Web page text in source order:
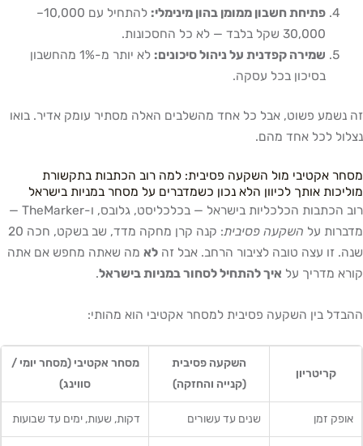
פתיחת חשבון ממומן בהון מינימלי:
להתחיל עם 10,000–
30,000 שקל בלבד — לא כל החסכונות.
שמירה קפדנית על ניהול סיכונים:
לא יותר מ-1% מהחשבון
בסיכון בכל עסקה.
זה נשמע פשוט, אבל כל אחד מהשלבים האלה מסתיר עומק אדיר. בואו
נצלול לכל אחד מהם.
מסחר אקטיבי מול השקעה פסיבית: למה רוב הכתבות בתקשורת
מוליכות אותך לכיוון הלא נכון כשמדברים על מסחר במניות בישראל
רוב הכתבות הכלכליות בישראל — בכלכליסט, גלובס, ו-TheMarker —
מדברות על השקעה פסיבית
: קנה קרן מחקה מדד, שב בשקט, חכה 20
שנה. זו עצה טובה לציבור הרחב. אבל זה לא מה שאתה מחפש אם אתה
קורא מדריך על איך להתחיל לסחור במניות בישראל.
ההבדל בין השקעה פסיבית למסחר אקטיבי הוא מהותי:
קריטריון
השקעה פסיבית
(קנייה והחזקה)
מסחר אקטיבי (מסחר יומי /
סווינג)
אופק זמן שנים עד עשורים דקות, שעות, ימים עד שבועות